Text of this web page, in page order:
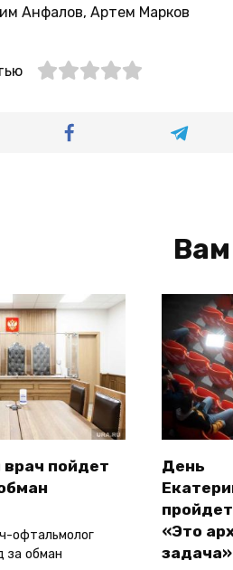
Анфалов, Артем Марков
пойдет
офтальмолог
за обман
День
«Это
задача»